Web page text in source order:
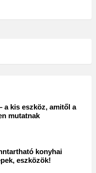
a kis eszköz, amitől a
mutatnak
konyhai
eszközök!